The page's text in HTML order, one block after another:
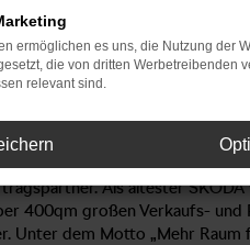
Als ältester
400qm großen Verkaufs-
Unter dem Motto „Mehr
ermöglichen es uns, die Nutzung der
die von dritten Werbetreibenden
relevant sind.